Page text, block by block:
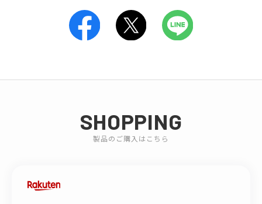
SHOPPING
製品のご購入はこちら